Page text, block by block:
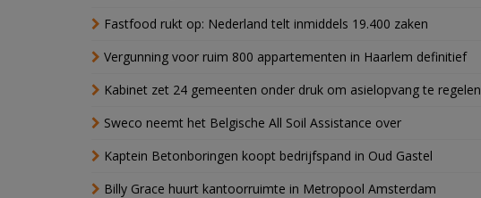
Fastfood rukt op: Nederland telt inmiddels 19.400 zaken
Vergunning voor ruim 800 appartementen in Haarlem definitief
Kabinet zet 24 gemeenten onder druk om asielopvang te regelen
Sweco neemt het Belgische All Soil Assistance over
Kaptein Betonboringen koopt bedrijfspand in Oud Gastel
Billy Grace huurt kantoorruimte in Metropool Amsterdam